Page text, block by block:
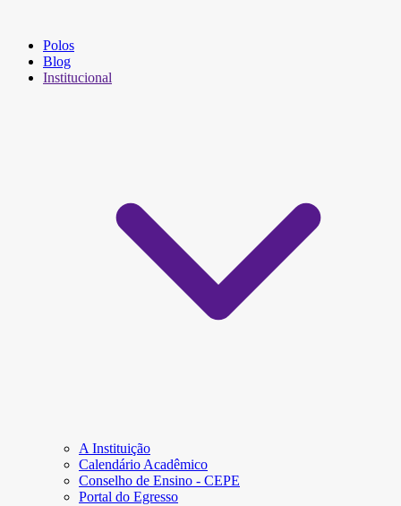
Polos
Blog
Institucional
A Instituição
Calendário Acadêmico
Conselho de Ensino - CEPE
Portal do Egresso